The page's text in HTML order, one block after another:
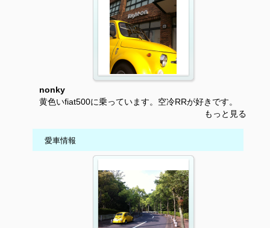
nonky
黄色いfiat500に乗っています。空冷RRが好きです。
もっと見る
愛車情報